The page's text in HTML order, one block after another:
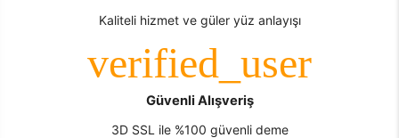
Kaliteli hizmet ve güler yüz anlayışı
Güvenli Alışveriş
3D SSL ile %100 güvenli deme